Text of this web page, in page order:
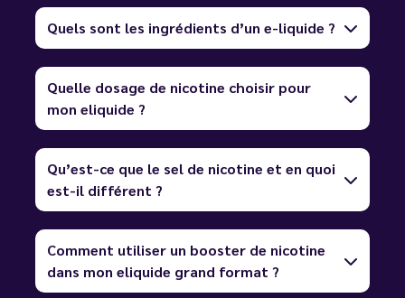
Quels sont les ingrédients d’un e-liquide ?
Quelle dosage de nicotine choisir pour
mon eliquide ?
Qu’est-ce que le sel de nicotine et en quoi
est-il différent ?
Comment utiliser un booster de nicotine
dans mon eliquide grand format ?